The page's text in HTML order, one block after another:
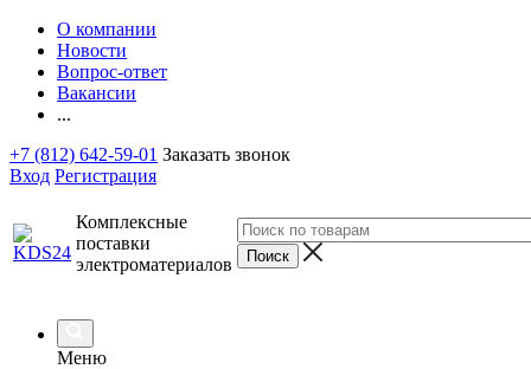
О компании
Новости
Вопрос-ответ
Вакансии
...
+7 (812) 642-59-01 Заказать звонок
Вход Регистрация
Комплексные
поставки
электроматериалов
Меню